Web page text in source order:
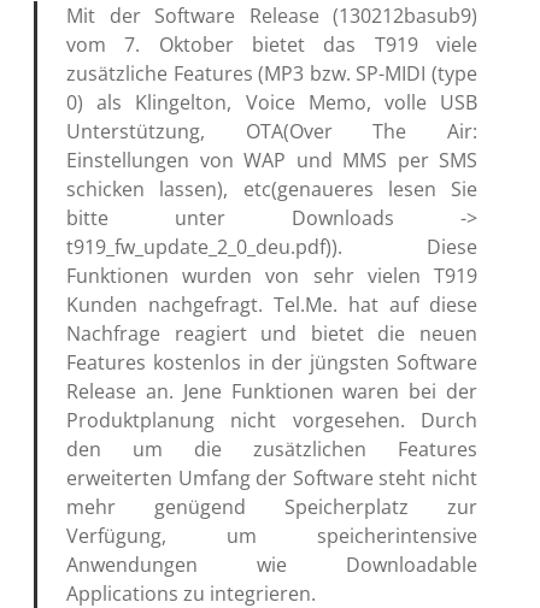
Mit der Software Release (130212basub9)
vom 7. Oktober bietet das T919 viele
zusätzliche Features (MP3 bzw. SP-MIDI (type
0) als Klingelton, Voice Memo, volle USB
Unterstützung, OTA(Over The Air:
Einstellungen von WAP und MMS per SMS
schicken lassen), etc(genaueres lesen Sie
bitte unter Downloads ->
t919_fw_update_2_0_deu.pdf)). Diese
Funktionen wurden von sehr vielen T919
Kunden nachgefragt. Tel.Me. hat auf diese
Nachfrage reagiert und bietet die neuen
Features kostenlos in der jüngsten Software
Release an. Jene Funktionen waren bei der
Produktplanung nicht vorgesehen. Durch
den um die zusätzlichen Features
erweiterten Umfang der Software steht nicht
mehr genügend Speicherplatz zur
Verfügung, um speicherintensive
Anwendungen wie Downloadable
Applications zu integrieren.